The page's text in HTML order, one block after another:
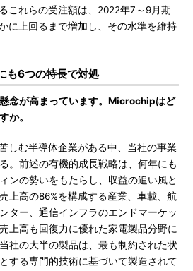
これらの受注額は、2022年7～9月期
に上回るまで増加し、その水準を維持
も6つの特長で対処
念が高まっています。Microchipはど
か。
しむ半導体企業がある中、当社の事業
。前述の有機的成長戦略は、何年にも
ンの勢いをもたらし、収益の追い風と
上高の86%を構成する産業、車載、航
ター、通信インフラのエンドマーケッ
上高も回復力に優れた家電製品分野に
社の大半の製品は、最も制約された状
する専門的技術に基づいて製造されて